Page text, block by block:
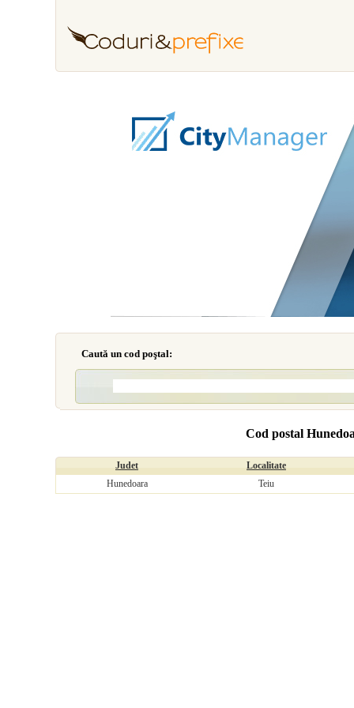
Caută un cod poştal:
Cod postal
Judet
Localitate
Hunedoara
Teiu